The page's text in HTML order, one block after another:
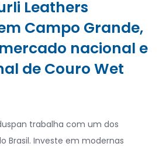
Leathers
Campo Grande,
nacional e
de Couro Wet
trabalha com um dos
Brasil. Investe em modernas